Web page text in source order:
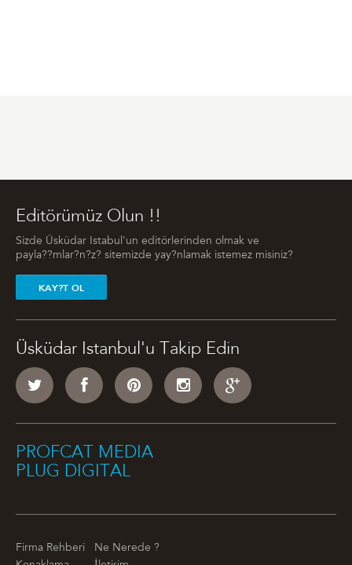
Editörümüz Olun !!
Sizde Üsküdar Istabul'un editörlerinden olmak ve
payla??mlar?n?z? sitemizde yay?nlamak istemez misiniz?
KAY?T OL
Üsküdar Istanbul'u Takip Edin
PROFCAT MEDIA
PLUG DIGITAL
Firma Rehberi
Ne Nerede ?